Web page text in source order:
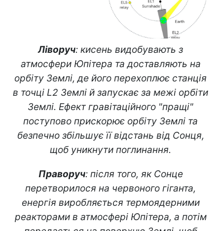
Ліворуч: кисень видобувають з
атмосфери Юпітера та доставляють на
орбіту Землі, де його перехоплює станція
в точці L2 Землі й запускає за межі орбіти
Землі. Ефект гравітаційного "пращі"
поступово прискорює орбіту Землі та
безпечно збільшує її відстань від Сонця,
щоб уникнути поглинання.
Праворуч: після того, як Сонце
перетворилося на червоного гіганта,
енергія виробляється термоядерними
реакторами в атмосфері Юпітера, а потім